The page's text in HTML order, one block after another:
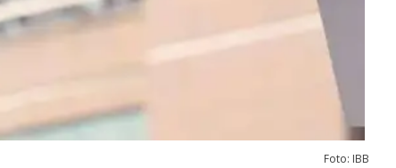
Foto: IBB